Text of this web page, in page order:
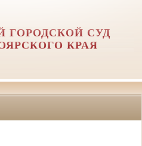
ГОРОДСКОЙ СУД
КРАЯ